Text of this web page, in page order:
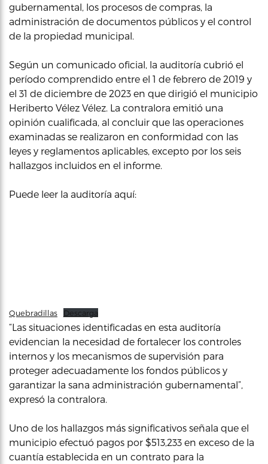
gubernamental, los procesos de compras, la
administración de documentos públicos y el control
de la propiedad municipal.
Según un comunicado oficial, la auditoría cubrió el
período comprendido entre el 1 de febrero de 2019 y
el 31 de diciembre de 2023 en que dirigió el municipio
Heriberto Vélez Vélez. La contralora emitió una
opinión cualificada, al concluir que las operaciones
examinadas se realizaron en conformidad con las
leyes y reglamentos aplicables, excepto por los seis
hallazgos incluidos en el informe.
Puede leer la auditoría aquí:
Quebradillas Descarga
“Las situaciones identificadas en esta auditoría
evidencian la necesidad de fortalecer los controles
internos y los mecanismos de supervisión para
proteger adecuadamente los fondos públicos y
garantizar la sana administración gubernamental”,
expresó la contralora.
Uno de los hallazgos más significativos señala que el
municipio efectuó pagos por $513,233 en exceso de la
cuantía establecida en un contrato para la